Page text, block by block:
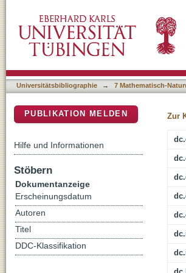
hydroxysuccinimidyl
Universitätsbibliographie → 7 Mathematisch-
Zur
PUBLIKATION MELDEN
Hilfe und Informationen
Stöbern
Dokumentanzeige
Erscheinungsdatum
Autoren
Titel
DDC-Klassifikation